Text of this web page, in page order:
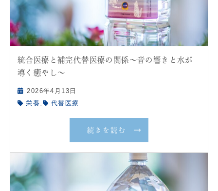
統合医療と補完代替医療の関係〜音の響きと水が
導く癒やし〜
2026年4月13日
栄養
代替医療
続きを読む